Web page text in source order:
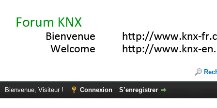
Bienvenue, Visiteur ! Connexion S’enregistrer